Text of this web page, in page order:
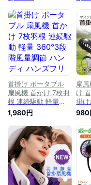
扇風機 小型 静音 ミ
ニ扇風機 首掛けファ
ン ネックファン ポ
ータブルファン ハン
ズフリー扇風機 ネッ
ククーラー クール
冷感 大風量 持ち運
び 蒸れ対策 熱中症
対策 3段階風量調整
ィフ
機
ィ
ー
調
ァン
電
レ
ィス
首掛け ポータブル
扇風機 首かけ 7枚羽
根 連続駆動 軽量
360°3段階風量調節
ハンディ ハンズフリ
ー 首かけ扇風機 首
掛け扇風機 ネックフ
ァン ポータブル扇風
機 ハンディファン
スタイリッシュ 持ち
運び 携帯扇風機
USB充電式 静音
1,980円
扇
け
掛
音
機
ー
フ
ハ
機
機
充
扇
980